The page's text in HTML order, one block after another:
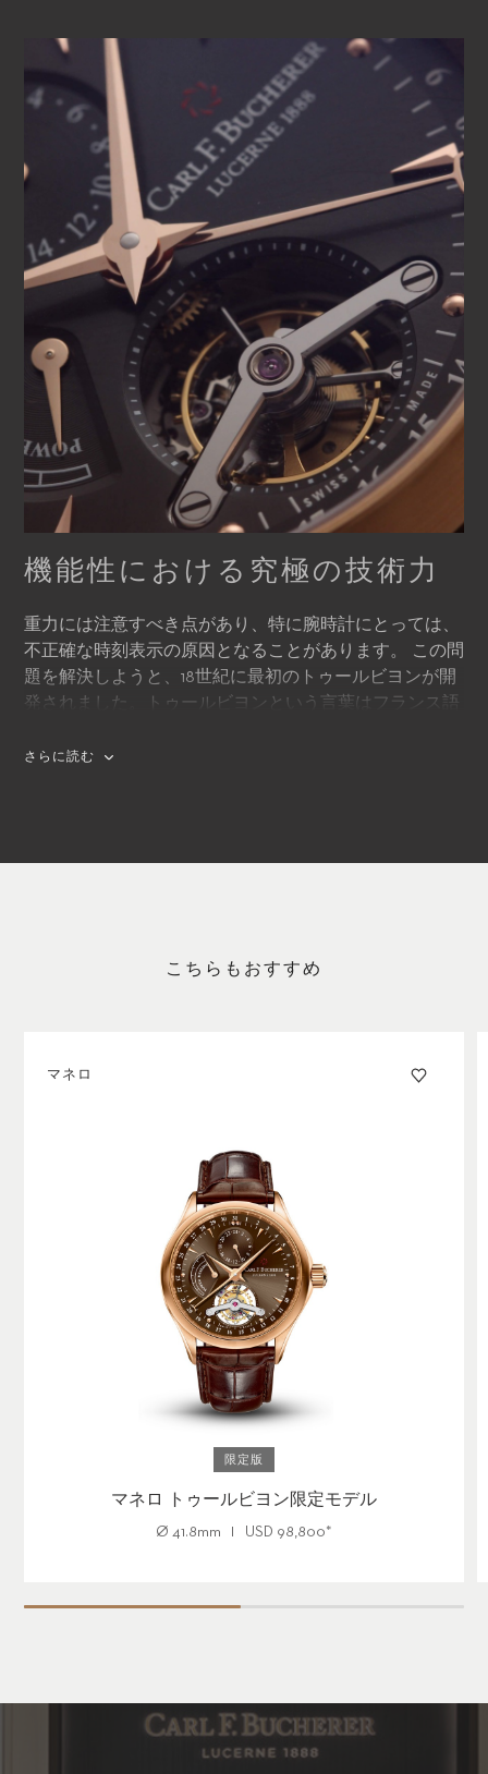
個性とエレガンスにふさわしい、調和の取れたダイヤル
により、素晴らしいタイムピースとなっています。マネ
ロ トゥールビヨン、それは真のマスターピースなので
機能性における究極の技術力
重力には注意すべき点があり、特に腕時計にとっては、
不正確な時刻表示の原因となることがあります。 この問
題を解決しようと、18世紀に最初のトゥールビヨンが開
発されました。トゥールビヨンという言葉はフランス語
は、機械時計の重力による精度の誤差を相殺する機能を
あります。この悪影響を最低限に抑えるために、時計の
姿勢の影響を受けずに稼動することができます。この技
さらに読む
こちらもおすすめ
マネロ
限定版
マネロ トゥールビヨン限定モデル
Ø 41.8mm USD 98,800*